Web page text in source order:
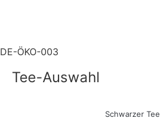
DE-ÖKO-003
Tee-Auswahl
Schwarzer Tee